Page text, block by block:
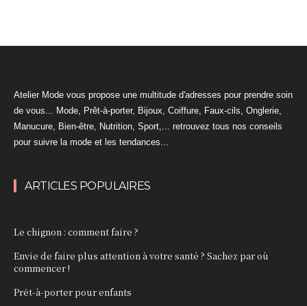
Atelier Mode vous propose une multitude d'adresses pour prendre soin
de vous... Mode, Prêt-à-porter, Bijoux, Coiffure, Faux-cils, Onglerie,
Manucure, Bien-être, Nutrition, Sport,... retrouvez tous nos conseils
pour suivre la mode et les tendances...
ARTICLES POPULAIRES
Le chignon : comment faire ?
Envie de faire plus attention à votre santé ? Sachez par où
commencer !
Prêt-à-porter pour enfants